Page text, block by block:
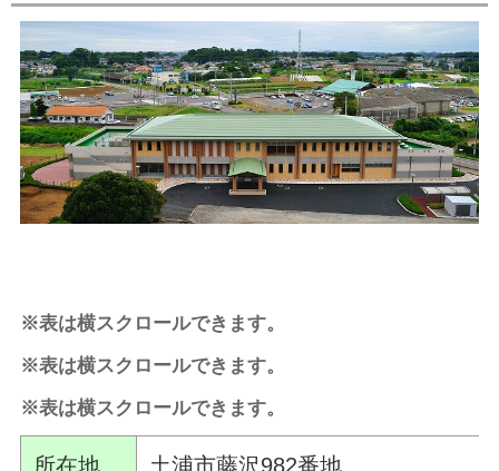
※表は横スクロールできます。
※表は横スクロールできます。
※表は横スクロールできます。
所在地 土浦市藤沢982番地